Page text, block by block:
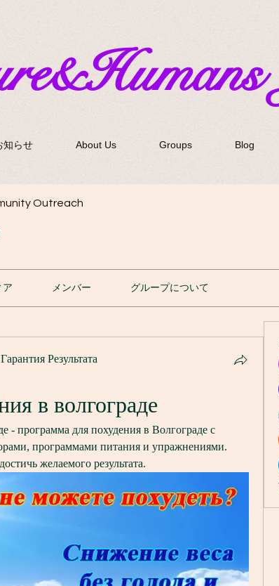
知らせ About Us Groups Blog
Outreach
ア メンバー グループについて
Результата
в волгограде
- программа для похудения в Волгограде с
программами питания и упражнениями.
желаемого результата.